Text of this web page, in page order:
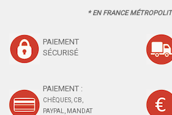
* EN FRANCE
PAIEMENT
SÉCURISÉ
PAIEMENT :
CHÈQUES, CB,
PAYPAL, MANDAT